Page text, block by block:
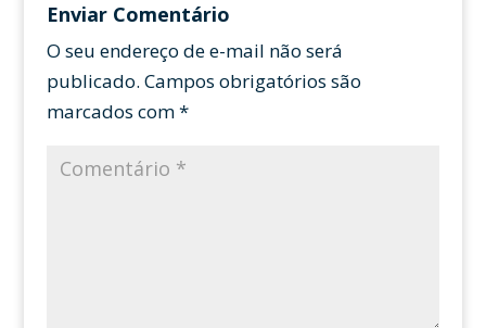
Enviar Comentário
O seu endereço de e-mail não será
publicado. Campos obrigatórios são
marcados com*